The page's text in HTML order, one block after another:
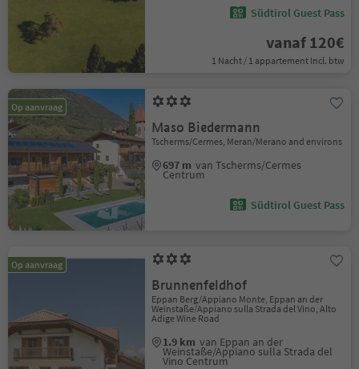
Südtirol Guest Pass
vanaf 120€
1 Nacht / 1 appartement Incl. btw
Op aanvraag
Maso Biedermann
Tscherms/Cermes, Meran/Merano and environs
697 m van Tscherms/Cermes
Centrum
Südtirol Guest Pass
Op aanvraag
Brunnenfeldhof
Eppan Berg/Appiano Monte, Eppan an der
Weinstaße/Appiano sulla Strada del Vino, Alto
Adige Wine Road
1.9 km van Eppan an der
Weinstaße/Appiano sulla Strada del
Vino Centrum